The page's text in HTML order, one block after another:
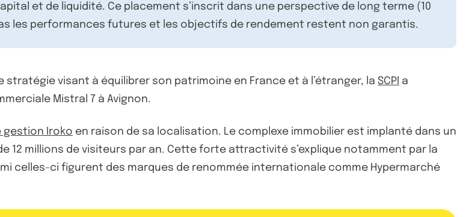
et de liquidité. Ce placement s’inscrit dans une perspective de long terme (10
les performances futures et les objectifs de rendement restent non garantis.
visant à équilibrer son patrimoine en France et à l’étranger, la SCPI a
Mistral 7 à Avignon.
gestion Iroko en raison de sa localisation. Le complexe immobilier est implanté dans un
millions de visiteurs par an. Cette forte attractivité s’explique notamment par la
celles-ci figurent des marques de renommée internationale comme Hypermarché